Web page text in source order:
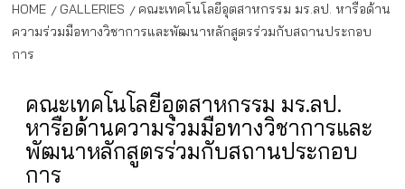
HOME GALLERIES
คณะเทคโนโลยีอุตสาหกรรม มร.ลป. หารือด้าน
ความร่วมมือทางวิชาการและพัฒนาหลักสูตรร่วมกับสถานประกอบ
การ
คณะเทคโนโลยีอุตสาหกรรม มร.ลป.
หารือด้านความร่วมมือทางวิชาการและ
พัฒนาหลักสูตรร่วมกับสถานประกอบ
การ